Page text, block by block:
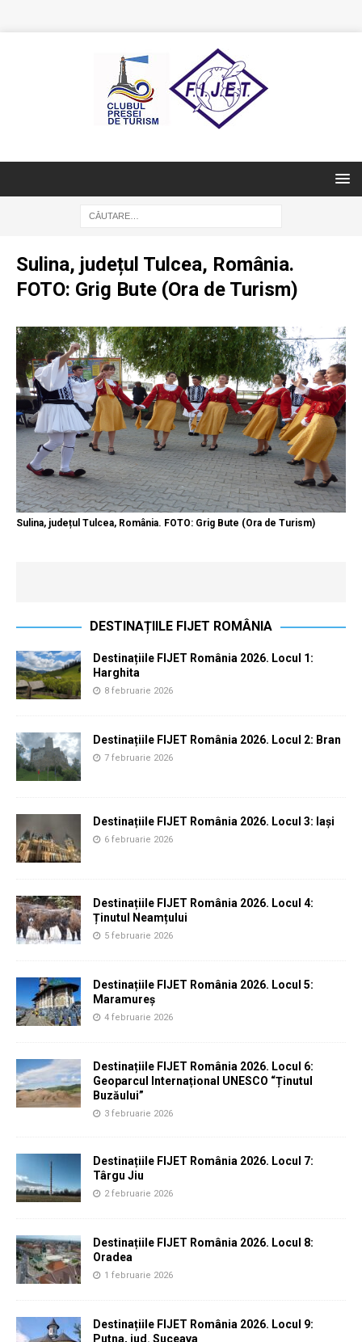
Sulina, județul Tulcea, România.
FOTO: Grig Bute (Ora de Turism)
Sulina, județul Tulcea, România. FOTO: Grig Bute (Ora de Turism)
DESTINAȚIILE FIJET ROMÂNIA
Destinațiile FIJET România 2026. Locul 1:
Harghita
8 februarie 2026
Destinațiile FIJET România 2026. Locul 2: Bran
7 februarie 2026
Destinațiile FIJET România 2026. Locul 3: Iași
6 februarie 2026
Destinațiile FIJET România 2026. Locul 4:
Ținutul Neamțului
5 februarie 2026
Destinațiile FIJET România 2026. Locul 5:
Maramureș
4 februarie 2026
Destinațiile FIJET România 2026. Locul 6:
Geoparcul Internațional UNESCO “Ținutul
Buzăului”
3 februarie 2026
Destinațiile FIJET România 2026. Locul 7:
Târgu Jiu
2 februarie 2026
Destinațiile FIJET România 2026. Locul 8:
Oradea
1 februarie 2026
Destinațiile FIJET România 2026. Locul 9:
Putna, jud. Suceava